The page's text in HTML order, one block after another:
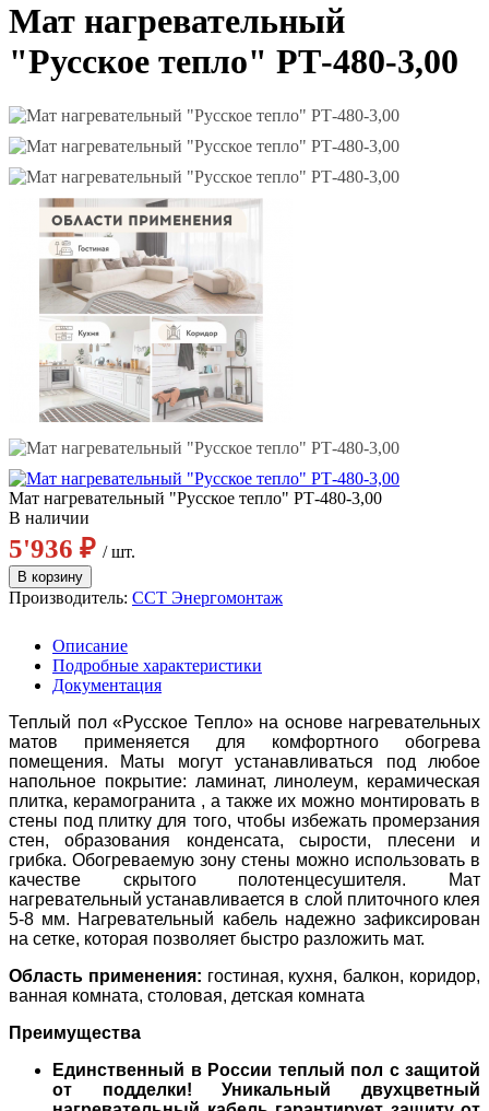
Мат нагревательный
"Русское тепло" РТ-480-3,00
Мат нагревательный "Русское тепло" РТ-480-3,00
В наличии
5'936 ₽ / шт.
Производитель: ССТ Энергомонтаж
Описание
Подробные характеристики
Документация
Теплый пол «Русское Тепло» на основе нагревательных
матов применяется для комфортного обогрева
помещения. Маты могут устанавливаться под любое
напольное покрытие: ламинат, линолеум, керамическая
плитка, керамогранита , а также их можно монтировать в
стены под плитку для того, чтобы избежать промерзания
стен, образования конденсата, сырости, плесени и
грибка. Обогреваемую зону стены можно использовать в
качестве скрытого полотенцесушителя. Мат
нагревательный устанавливается в слой плиточного клея
5-8 мм. Нагревательный кабель надежно зафиксирован
на сетке, которая позволяет быстро разложить мат.
Область применения: гостиная, кухня, балкон, коридор,
ванная комната, столовая, детская комната
Преимущества
Единственный в России теплый пол с защитой
от подделки! Уникальный двухцветный